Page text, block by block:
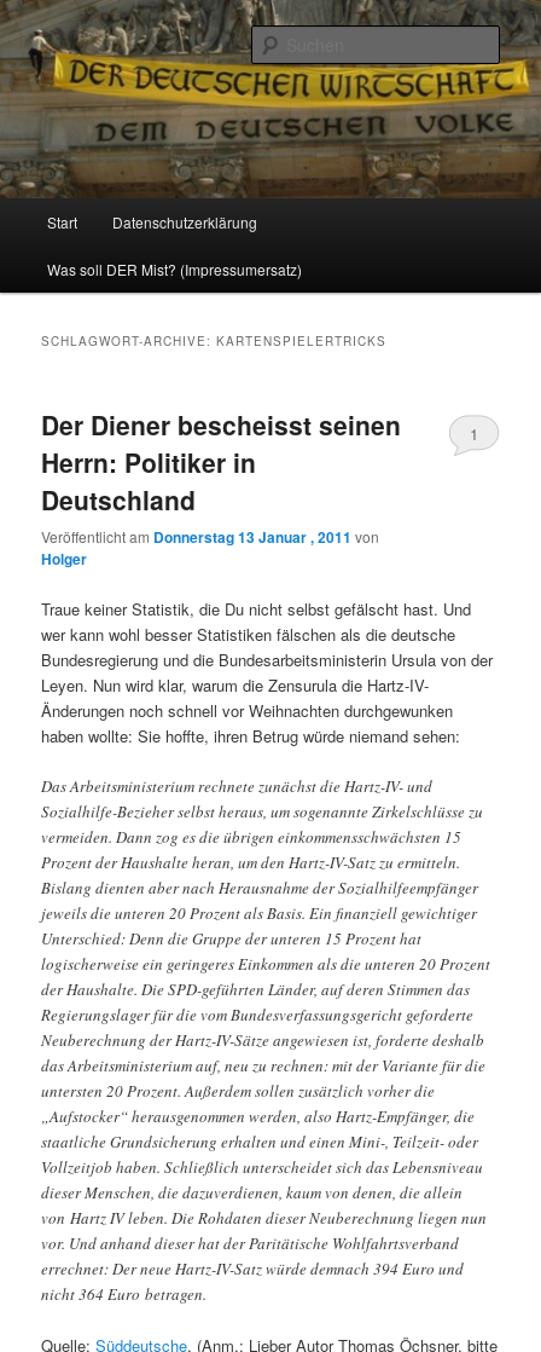
Reizzentrum
Politik, Wirtschaft, Soziales und Gesellschaft
Zum
Inhalt
Zum
sekundären
Start Datenschutzerklärung
Was soll DER Mist? (Impressumersatz)
SCHLAGWORT-ARCHIVE:KARTENSPIELERTRICKS
Der Diener bescheisst seinen
Herrn: Politiker in
Deutschland
Veröffentlicht am Donnerstag 13 Januar , 2011 von
Holger
1
Traue keiner Statistik, die Du nicht selbst gefälscht hast. Und
wer kann wohl besser Statistiken fälschen als die deutsche
Bundesregierung und die Bundesarbeitsministerin Ursula von der
Leyen. Nun wird klar, warum die Zensurula die Hartz-IV-
Änderungen noch schnell vor Weihnachten durchgewunken
haben wollte: Sie hoffte, ihren Betrug würde niemand sehen:
Das Arbeitsministerium rechnete zunächst die Hartz-IV- und
Sozialhilfe-Bezieher selbst heraus, um sogenannte Zirkelschlüsse zu
vermeiden. Dann zog es die übrigen einkommensschwächsten 15
Prozent der Haushalte heran, um den Hartz-IV-Satz zu ermitteln.
Bislang dienten aber nach Herausnahme der Sozialhilfeempfänger
jeweils die unteren 20 Prozent als Basis. Ein finanziell gewichtiger
Unterschied: Denn die Gruppe der unteren 15 Prozent hat
logischerweise ein geringeres Einkommen als die unteren 20 Prozent
der Haushalte. Die SPD-geführten Länder, auf deren Stimmen das
Regierungslager für die vom Bundesverfassungsgericht geforderte
Neuberechnung der Hartz-IV-Sätze angewiesen ist, forderte deshalb
das Arbeitsministerium auf, neu zu rechnen: mit der Variante für die
untersten 20 Prozent. Außerdem sollen zusätzlich vorher die
„Aufstocker“ herausgenommen werden, also Hartz-Empfänger, die
staatliche Grundsicherung erhalten und einen Mini-, Teilzeit- oder
Vollzeitjob haben. Schließlich unterscheidet sich das Lebensniveau
dieser Menschen, die dazuverdienen, kaum von denen, die allein
von Hartz IV leben. Die Rohdaten dieser Neuberechnung liegen nun
vor. Und anhand dieser hat der Paritätische Wohlfahrtsverband
errechnet: Der neue Hartz-IV-Satz würde demnach 394 Euro und
nicht 364 Euro betragen.
Quelle:Süddeutsche. (Anm.: Lieber Autor Thomas Öchsner, bitte